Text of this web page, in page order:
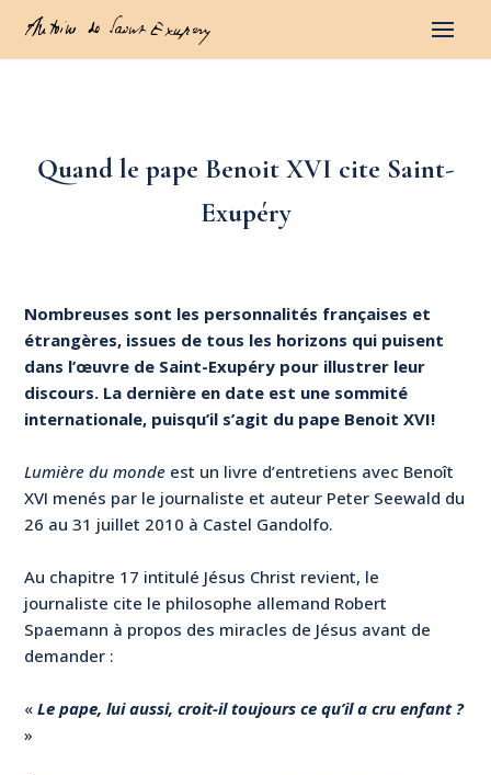
Quand le pape Benoit XVI cite Saint-
Exupéry
Nombreuses sont les personnalités françaises et
étrangères, issues de tous les horizons qui puisent
dans l’œuvre de Saint-Exupéry pour illustrer leur
discours. La dernière en date est une sommité
internationale, puisqu’il s’agit du pape Benoit XVI!
Lumière du monde est un livre d’entretiens avec Benoît
XVI menés par le journaliste et auteur Peter Seewald du
26 au 31 juillet 2010 à Castel Gandolfo.
Au chapitre 17 intitulé Jésus Christ revient, le
journaliste cite le philosophe allemand Robert
Spaemann à propos des miracles de Jésus avant de
demander :
«Le pape, lui aussi, croit-il toujours ce qu’il a cru enfant ?
»